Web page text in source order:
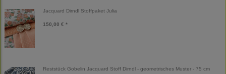
Jacquard Dirndl Stoffpaket Julia
150,00 € *
Reststück Gobelin Jacquard Stoff Dirndl - geometrisches Muster - 75 cm